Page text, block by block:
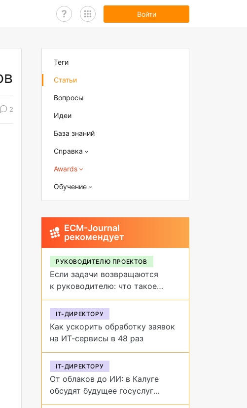
Войти
2
Теги
Статьи
Вопросы
Идеи
База знаний
Справка
Awards
Обучение
ECM-Journal
рекомендует
РУКОВОДИТЕЛЮ ПРОЕКТОВ
Если задачи возвращаются
к руководителю: что такое
обратное делегирование и как
от него избавиться
IT-ДИРЕКТОРУ
Как ускорить обработку заявок
на ИТ-сервисы в 48 раз
IT-ДИРЕКТОРУ
От облаков до ИИ: в Калуге
обсудят будущее госуслуг
на форуме «Цифровая